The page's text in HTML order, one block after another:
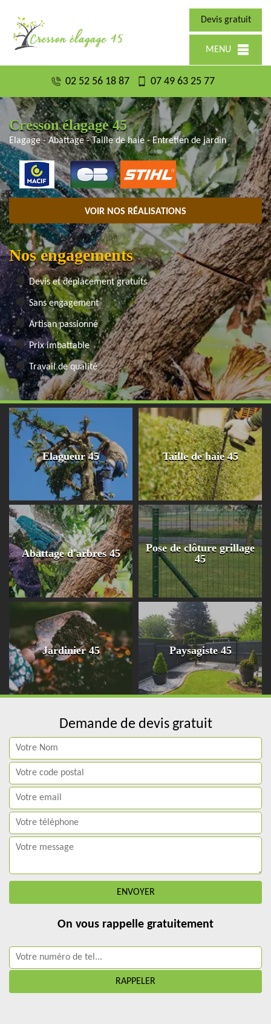
Devis gratuit
MENU
02 52 56 18 87 07 49 63 25 77
Cresson élagage 45
Elagage - Abattage - Taille de haie - Entretien de jardin
VOIR NOS RÉALISATIONS
Nos engagements
Devis et déplacement gratuits
Sans engagement
Artisan passionné
Prix imbattable
Travail de qualité
Elagueur 45 Taille de haie 45
Abattage d'arbres 45
Pose de clôture grillage
45
Jardinier 45 Paysagiste 45
Demande de devis gratuit
On vous rappelle gratuitement